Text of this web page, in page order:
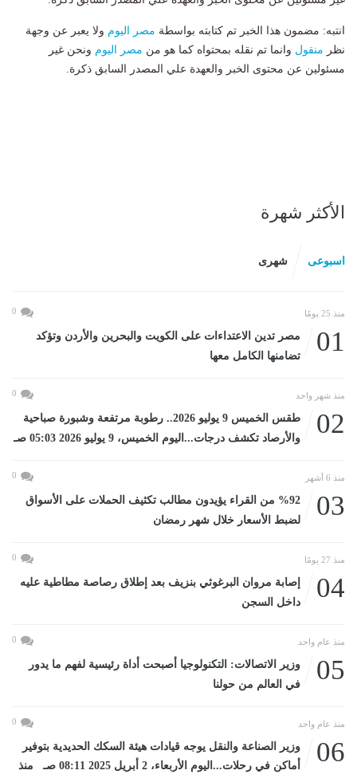
انتبه: مضمون هذا الخبر تم كتابته بواسطة مصر اليوم ولا يعبر عن وجهة
نظر منقول وانما تم نقله بمحتواه كما هو من مصر اليوم ونحن غير
مسئولين عن محتوى الخبر والعهدة علي المصدر السابق ذكرة.
الأكثر شهرة
اسبوعى شهرى
منذ 25 يومًا 0
01
مصر تدين الاعتداءات على الكويت والبحرين والأردن وتؤكد
تضامنها الكامل معها
منذ شهر واحد 0
02
طقس الخميس 9 يوليو 2026.. رطوبة مرتفعة وشبورة صباحية
والأرصاد تكشف درجات...اليوم الخميس، 9 يوليو 2026 05:03 صـ
منذ 6 أشهر 0
03
%92 من القراء يؤيدون مطالب تكثيف الحملات على الأسواق
لضبط الأسعار خلال شهر رمضان
منذ 27 يومًا 0
04
إصابة مروان البرغوثي بنزيف بعد إطلاق رصاصة مطاطية عليه
داخل السجن
منذ عام واحد 0
05
وزير الاتصالات: التكنولوجيا أصبحت أداة رئيسية لفهم ما يدور
في العالم من حولنا
منذ عام واحد 0
06
وزير الصناعة والنقل يوجه قيادات هيئة السكك الحديدية بتوفير
أماكن في رحلات...اليوم الأربعاء، 2 أبريل 2025 08:11 صـ منذ